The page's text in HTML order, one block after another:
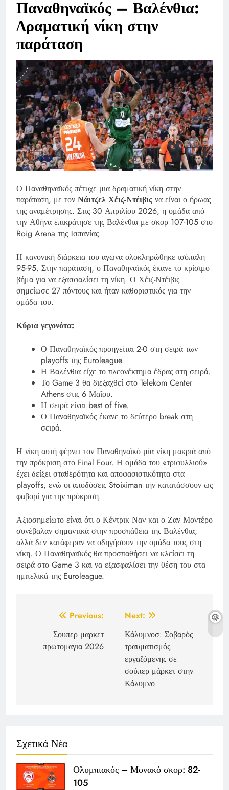
Παναθηναϊκός – Βαλένθια:
Δραματική νίκη στην
παράταση
Ο Παναθηναϊκός πέτυχε μια δραματική νίκη στην
παράταση, με τον Νάιτζελ Χέιζ-Ντέιβις να είναι ο ήρωας
της αναμέτρησης. Στις 30 Απριλίου 2026, η ομάδα από
την Αθήνα επικράτησε της Βαλένθια με σκορ 107-105 στο
Roig Arena της Ισπανίας.
Η κανονική διάρκεια του αγώνα ολοκληρώθηκε ισόπαλη
95-95. Στην παράταση, ο Παναθηναϊκός έκανε το κρίσιμο
βήμα για να εξασφαλίσει τη νίκη. Ο Χέιζ-Ντέιβις
σημείωσε 27 πόντους και ήταν καθοριστικός για την
ομάδα του.
Κύρια γεγονότα:
Ο Παναθηναϊκός προηγείται 2-0 στη σειρά των
playoffs της Euroleague.
Η Βαλένθια είχε το πλεονέκτημα έδρας στη σειρά.
Το Game 3 θα διεξαχθεί στο Telekom Center
Athens στις 6 Μαΐου.
Η σειρά είναι best of five.
Ο Παναθηναϊκός έκανε το δεύτερο break στη
σειρά.
Η νίκη αυτή φέρνει τον Παναθηναϊκό μία νίκη μακριά από
την πρόκριση στο Final Four. Η ομάδα του «τριφυλλιού»
έχει δείξει σταθερότητα και αποφασιστικότητα στα
playoffs, ενώ οι αποδόσεις Stoiximan την κατατάσσουν ως
φαβορί για την πρόκριση.
Αξιοσημείωτο είναι ότι ο Κέντρικ Ναν και ο Ζαν Μοντέρο
συνέβαλαν σημαντικά στην προσπάθεια της Βαλένθια,
αλλά δεν κατάφεραν να οδηγήσουν την ομάδα τους στη
νίκη. Ο Παναθηναϊκός θα προσπαθήσει να κλείσει τη
σειρά στο Game 3 και να εξασφαλίσει την θέση του στα
ημιτελικά της Euroleague.
navigation
Previous:
Σουπερ μαρκετ
πρωτομαγια 2026
Next:
Κάλυμνοσ: Σοβαρός
τραυματισμός
εργαζόμενης σε
σούπερ μάρκετ στην
Κάλυμνο
Σχετικά Νέα
Ολυμπιακός – Μονακό σκορ: 82-
105